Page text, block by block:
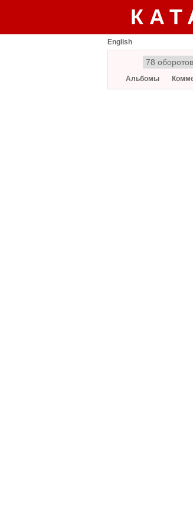
English
Альбомы